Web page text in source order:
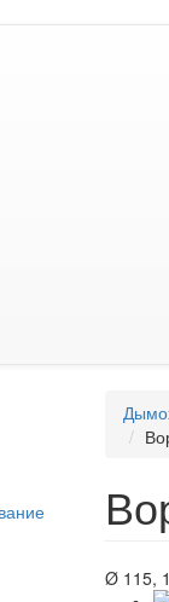
Ø 115,